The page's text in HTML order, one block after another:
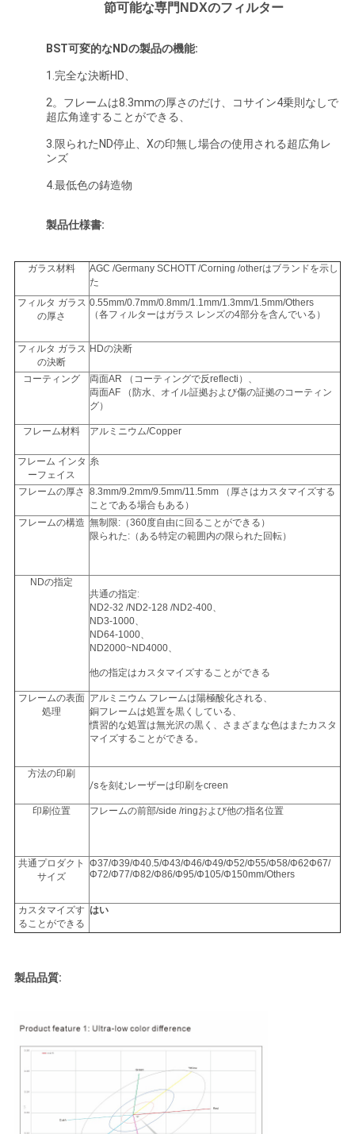
し
な
さ
地
図
PRIVACY
POLICY
節可能な専門 NDXのフィルター
BST可変的なNDの製品の機能:
1.完全な決断HD、
2。フレームは8.3mmの厚さのだけ、コサイン4乗則なしで
超広角達することができる、
3.限られたND停止、Xの印無し場合の使用される超広角レ
ンズ
4.最低色の鋳造物
製品仕様書:
ガラス材料
AGC /Germany SCHOTT /Corning /otherはブランドを示し
た
フィルタ ガラス
の厚さ
0.55mm/0.7mm/0.8mm/1.1mm/1.3mm/1.5mm/Others
（各フィルターはガラス レンズの4部分を含んでいる）
フィルタ ガラス
の決断
HDの決断
コーティング
両面AR （コーティングで反reflecti）、
両面AF （防水、オイル証拠および傷の証拠のコーティン
グ）
フレーム材料 アルミニウム/Copper
フレーム インタ
ーフェイス
糸
フレームの厚さ 8.3mm/9.2mm/9.5mm/11.5mm （厚さはカスタマイズする
ことである場合もある）
フレームの構造 無制限:（360度自由に回ることができる）
限られた:（ある特定の範囲内の限られた回転）
NDの指定
共通の指定:
ND2-32 /ND2-128 /ND2-400、
ND3-1000、
ND64-1000、
ND2000~ND4000、
他の指定はカスタマイズすることができる
フレームの表面
処理
アルミニウム フレームは陽極酸化される、
銅フレームは処置を黒くしている、
慣習的な処置は無光沢の黒く、さまざまな色はまたカスタ
マイズすることができる。
方法の印刷
/sを刻むレーザーは印刷をcreen
印刷位置 フレームの前部/side /ringおよび他の指名位置
共通プロダクト
サイズ
Φ37/Φ39/Φ40.5/Φ43/Φ46/Φ49/Φ52/Φ55/Φ58/Φ62Φ67/
Φ72/Φ77/Φ82/Φ86/Φ95/Φ105/Φ150mm/Others
カスタマイズす
ることができる
はい
製品品質: